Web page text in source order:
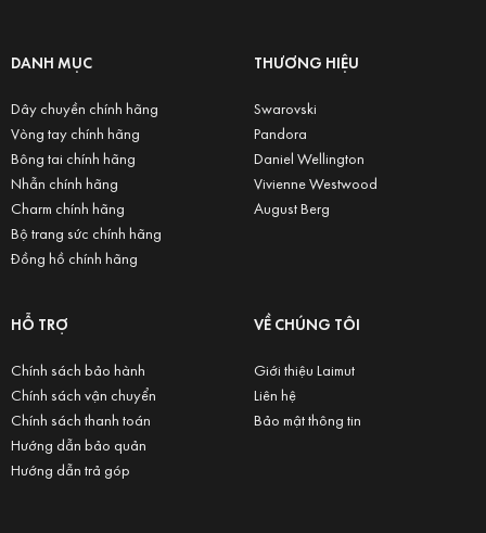
DANH MỤC
Dây chuyền chính hãng
Vòng tay chính hãng
Bông tai chính hãng
Nhẫn chính hãng
Charm chính hãng
Bộ trang sức chính hãng
Đồng hồ chính hãng
THƯƠNG HIỆU
Swarovski
Pandora
Daniel Wellington
Vivienne Westwood
August Berg
HỖ TRỢ
Chính sách bảo hành
Chính sách vận chuyển
Chính sách thanh toán
Hướng dẫn bảo quản
Hướng dẫn trả góp
VỀ CHÚNG TÔI
Giới thiệu Laimut
Liên hệ
Bảo mật thông tin